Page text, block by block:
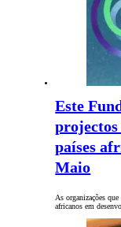
Este
projectos
países
Maio
As organizações
africanos em